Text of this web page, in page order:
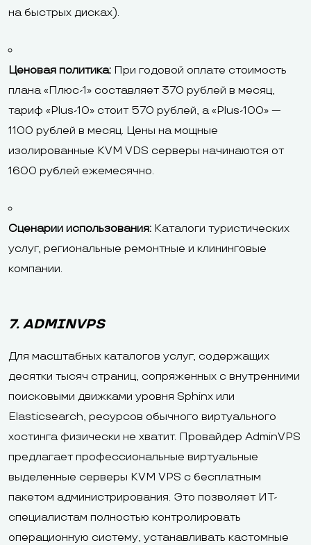
на быстрых дисках).
Ценовая политика: При годовой оплате стоимость
плана «Плюс-1» составляет 370 рублей в месяц,
тариф «Plus-10» стоит 570 рублей, а «Plus-100» —
1100 рублей в месяц. Цены на мощные
изолированные KVM VDS серверы начинаются от
1600 рублей ежемесячно.
Сценарии использования: Каталоги туристических
услуг, региональные ремонтные и клининговые
компании.
7. ADMINVPS
Для масштабных каталогов услуг, содержащих
десятки тысяч страниц, сопряженных с внутренними
поисковыми движками уровня Sphinx или
Elasticsearch, ресурсов обычного виртуального
хостинга физически не хватит. Провайдер AdminVPS
предлагает профессиональные виртуальные
выделенные серверы KVM VPS с бесплатным
пакетом администрирования. Это позволяет ИТ-
специалистам полностью контролировать
операционную систему, устанавливать кастомные